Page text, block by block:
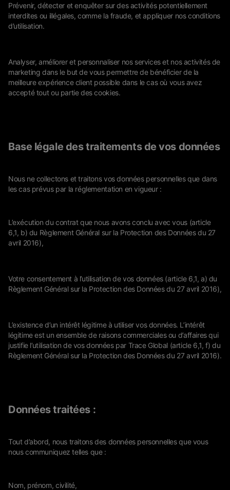
Prévenir, détecter et enquêter sur des activités potentiellement
interdites ou illégales, comme la fraude, et appliquer nos conditions
d’utilisation.
Analyser, améliorer et personnaliser nos services et nos activités de
marketing dans le but de vous permettre de bénéficier de la
meilleure expérience client possible dans le cas où vous avez
accepté tout ou partie des cookies.
Base légale des traitements de vos données
Nous ne collectons et traitons vos données personnelles que dans
les cas prévus par la réglementation en vigueur :
L’exécution du contrat que nous avons conclu avec vous (article
6,1, b) du Règlement Général sur la Protection des Données du 27
avril 2016),
Votre consentement à l’utilisation de vos données (article 6,1, a) du
Règlement Général sur la Protection des Données du 27 avril 2016),
L’existence d’un intérêt légitime à utiliser vos données. L’intérêt
légitime est un ensemble de raisons commerciales ou d’affaires qui
justifie l’utilisation de vos données par Trace Global (article 6,1, f) du
Règlement Général sur la Protection des Données du 27 avril 2016).
Données traitées :
Tout d’abord, nous traitons des données personnelles que vous
nous communiquez telles que :
Nom, prénom, civilité,